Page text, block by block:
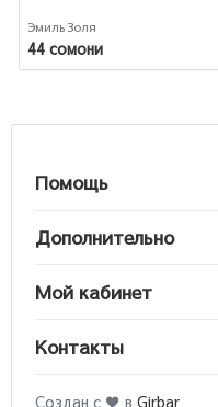
Эмиль Золя
44 сомони
Помощь
Дополнительно
Мой кабинет
Контакты
Создан с ♥ в Girbar